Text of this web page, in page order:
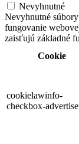
Nevyhnutné
Nevyhnutné
fungovanie
zaisťujú základné
Cookie
cookielawinfo-
checkbox-